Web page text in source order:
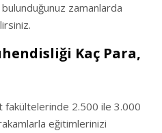
zamanlarda
Kaç Para,
fakültelerinde 2.500 ile 3.000
eğitimlerinizi